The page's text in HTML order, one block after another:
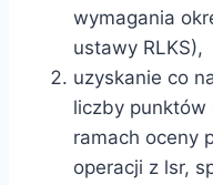
wymagania
ustawy RLKS),
uzyskanie co
liczby punktów
ramach oceny
operacji z lsr,